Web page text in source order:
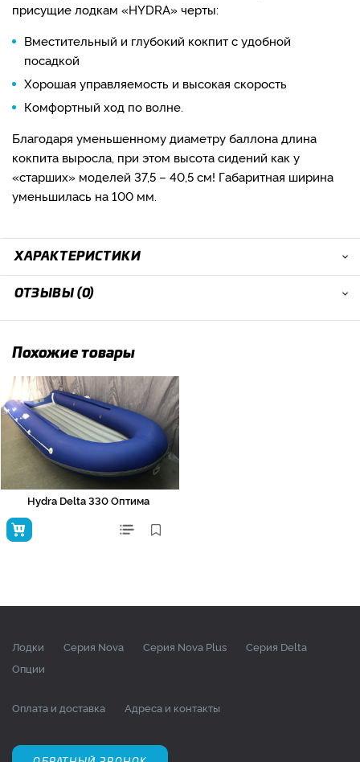
присущие лодкам «HYDRA» черты:
Вместительный и глубокий кокпит с удобной
посадкой
Хорошая управляемость и высокая скорость
Комфортный ход по волне.
Благодаря уменьшенному диаметру баллона длина
кокпита выросла, при этом высота сидений как у
«старших» моделей 37,5 – 40,5 см! Габаритная ширина
уменьшилась на 100 мм.
ХАРАКТЕРИСТИКИ
ОТЗЫВЫ (0)
Похожие товары
Hydra Delta 330 Оптима
Лодки Серия Nova Серия Nova Plus
Серия Delta
Опции
Оплата и доставка Адреса и контакты